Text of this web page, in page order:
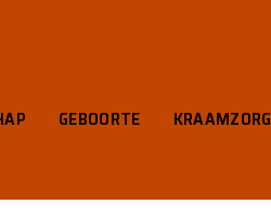
GEBOORTE KRAAMZORG